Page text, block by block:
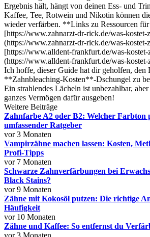
Ergebnis hält, hängt von deinen Ess- und
Kaffee, Tee, Rotwein und Nikotin können
wieder verfärben. **Links zu Ressourcen
[https://www.zahnarzt-dr-rick.de/was-kostet-
(https://www.zahnarzt-dr-rick.de/was-kostet-
[https://www.alldent-frankfurt.de/was-
(https://www.alldent-frankfurt.de/was-
Ich hoffe, dieser Guide hat dir geholfen,
**Zahnbleaching-Kosten**-Dschungel zu
Ein strahlendes Lächeln ist unbezahlbar,
ganzes Vermögen dafür ausgeben!
Weitere Beiträge
Zahnfarbe A2 oder B2: Welcher Farbton
umfassender Ratgeber
vor 3 Monaten
Vampirzähne machen lassen: Kosten,
Profi-Tipps
vor 7 Monaten
Schwarze Zahnverfärbungen bei
Black Stains?
vor 9 Monaten
Zähne mit Kokosöl putzen: Die richtige
Häufigkeit
vor 10 Monaten
Zähne und Kaffee: So entfernst du
vor 3 Monaten